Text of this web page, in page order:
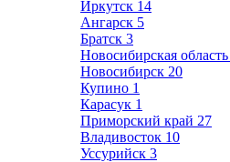
Иркутск 14
Ангарск 5
Братск 3
Новосибирская область
Новосибирск 20
Купино 1
Карасук 1
Приморский край 27
Владивосток 10
Уссурийск 3